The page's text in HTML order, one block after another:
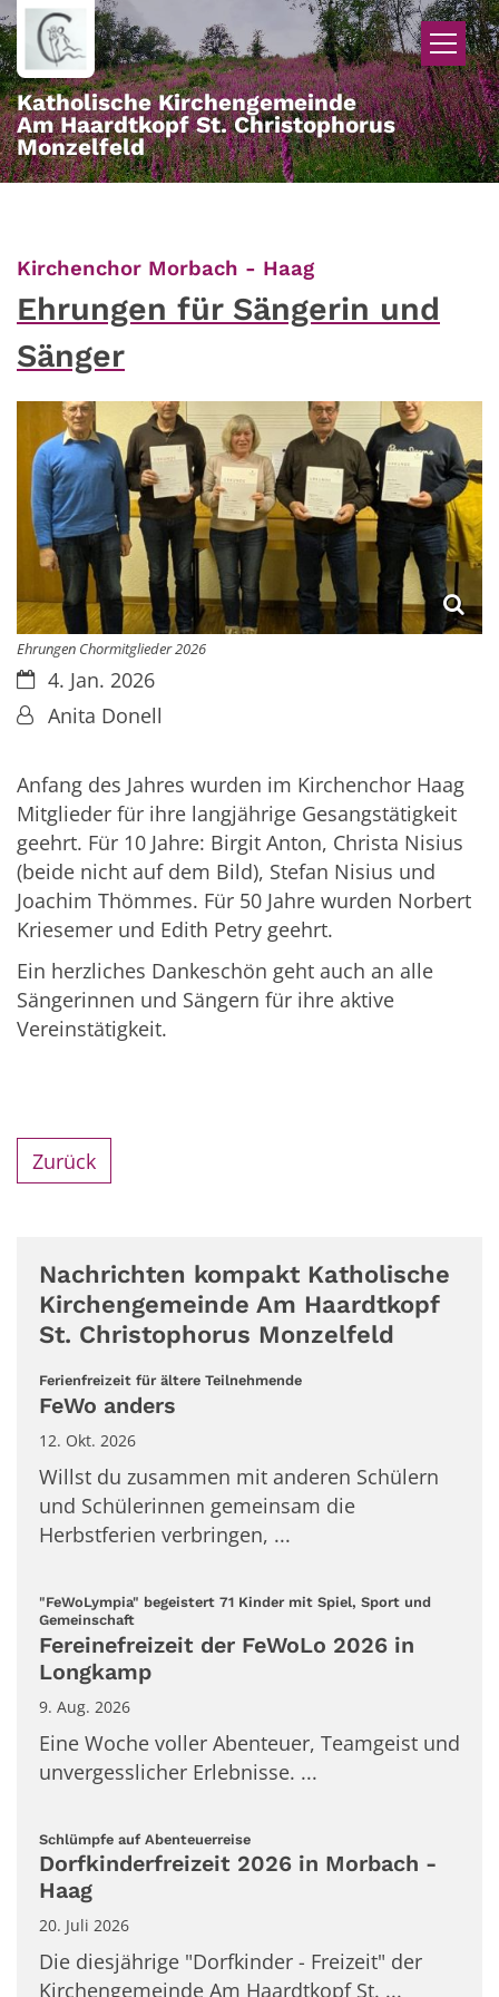
Zum Inhalt springen
Katholische Kirchengemeinde
Am Haardtkopf St. Christophorus
Monzelfeld
Kirchenchor Morbach - Haag:
Ehrungen für Sängerin und
Sänger
Ehrungen Chormitglieder 2026
Datum:
4. Jan. 2026
Von:Anita Donell
Anfang des Jahres wurden im Kirchenchor Haag
Mitglieder für ihre langjährige Gesangstätigkeit
geehrt. Für 10 Jahre: Birgit Anton, Christa Nisius
(beide nicht auf dem Bild), Stefan Nisius und
Joachim Thömmes. Für 50 Jahre wurden Norbert
Kriesemer und Edith Petry geehrt.
Ein herzliches Dankeschön geht auch an alle
Sängerinnen und Sängern für ihre aktive
Vereinstätigkeit.
Zurück
Nachrichten kompakt Katholische
Kirchengemeinde Am Haardtkopf
St. Christophorus Monzelfeld
Ferienfreizeit für ältere Teilnehmende:
FeWo anders
12. Okt. 2026
Willst du zusammen mit anderen Schülern
und Schülerinnen gemeinsam die
Herbstferien verbringen, ...
"FeWoLympia" begeistert 71 Kinder mit Spiel, Sport und
Gemeinschaft:
Fereinefreizeit der FeWoLo 2026 in
Longkamp
9. Aug. 2026
Eine Woche voller Abenteuer, Teamgeist und
unvergesslicher Erlebnisse. ...
Schlümpfe auf Abenteuerreise:
Dorfkinderfreizeit 2026 in Morbach -
Haag
20. Juli 2026
Die diesjährige "Dorfkinder - Freizeit" der
Kirchengemeinde Am Haardtkopf St. ...